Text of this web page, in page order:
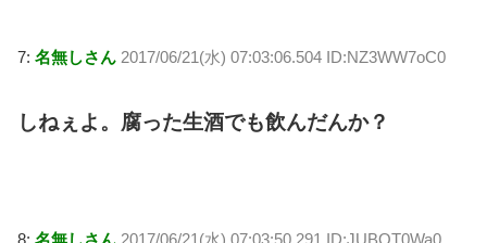
7: 名無しさん 2017/06/21(水) 07:03:06.504 ID:NZ3WW7oC0
しねぇよ。腐った生酒でも飲んだんか？
8: 名無しさん 2017/06/21(水) 07:03:50.291 ID:JUBOT0Wa0